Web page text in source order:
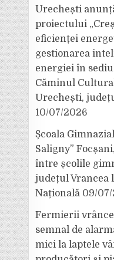
Urechești
proiectului
eficienței
gestionarea
energiei în
Căminul
Urechești,
10/07/2026
Școala
Saligny”
între școlile
județul Vrancea
Națională 09/
Fermierii
semnal de
mici la laptele